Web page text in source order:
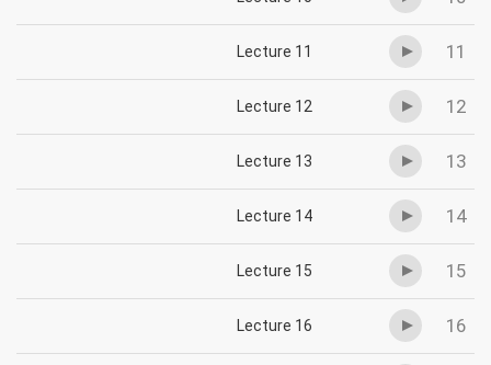
11
Lecture 11
12
Lecture 12
13
Lecture 13
14
Lecture 14
15
Lecture 15
16
Lecture 16